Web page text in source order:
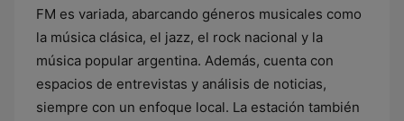
FM es variada, abarcando géneros musicales como
la música clásica, el jazz, el rock nacional y la
música popular argentina. Además, cuenta con
espacios de entrevistas y análisis de noticias,
siempre con un enfoque local. La estación también